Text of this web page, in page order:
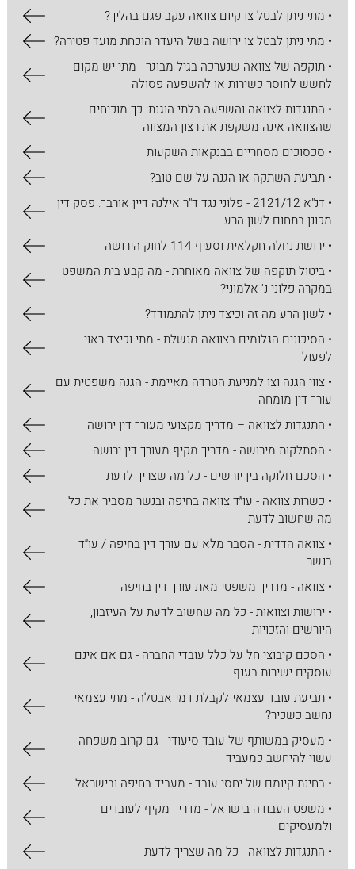
• מתי ניתן לבטל צו קיום צוואה עקב פגם בהליך?
• מתי ניתן לבטל צו ירושה בשל היעדר הוכחת מועד פטירה?
• תוקפה של צוואה שנערכה בגיל מבוגר - מתי יש מקום
לחשש לחוסר כשירות או להשפעה פסולה
• התנגדות לצוואה והשפעה בלתי הוגנת: כך מוכיחים
שהצוואה אינה משקפת את רצון המצווה
• סכסוכים מסחריים בבנקאות השקעות
• תביעת השתקה או הגנה על שם טוב?
• דנ"א 2121/12 - פלוני נגד ד"ר אילנה דיין אורבך: פסק דין
מכונן בתחום לשון הרע
• ירושת נחלה חקלאית וסעיף 114 לחוק הירושה
• ביטול תוקפה של צוואה מאוחרת - מה קבע בית המשפט
במקרה פלוני נ' אלמוני?
• לשון הרע מה זה וכיצד ניתן להתמודד?
• הסיכונים הגלומים בצוואה מנשלת - מתי וכיצד ראוי
לפעול
• צווי הגנה וצו למניעת הטרדה מאיימת - הגנה משפטית עם
עורך דין מומחה
• התנגדות לצוואה – מדריך מקצועי מעורך דין ירושה
• הסתלקות מירושה - מדריך מקיף מעורך דין ירושה
• הסכם חלוקה בין יורשים - כל מה שצריך לדעת
• כשרות צוואה - עו״ד צוואה בחיפה ובנשר מסביר את כל
מה שחשוב לדעת
• צוואה הדדית - הסבר מלא עם עורך דין בחיפה / עו״ד
בנשר
• צוואה - מדריך משפטי מאת עורך דין בחיפה
• ירושות וצוואות - כל מה שחשוב לדעת על העיזבון,
היורשים והזכויות
• הסכם קיבוצי חל על כלל עובדי החברה - גם אם אינם
עוסקים ישירות בענף
• תביעת עובד עצמאי לקבלת דמי אבטלה - מתי עצמאי
נחשב כשכיר?
• מעסיק במשותף של עובד סיעודי - גם קרוב משפחה
עשוי להיחשב כמעביד
• בחינת קיומם של יחסי עובד - מעביד בחיפה ובישראל
• משפט העבודה בישראל - מדריך מקיף לעובדים
ולמעסיקים
• התנגדות לצוואה - כל מה שצריך לדעת